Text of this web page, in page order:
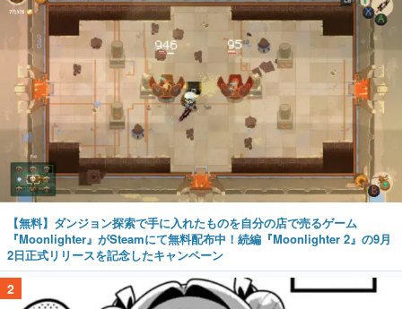
【無料】ダンジョン探索で手に入れたものを自分の店で売るゲーム
『Moonlighter』がSteamにて無料配布中！続編『Moonlighter 2』の9月
2日正式リリースを記念したキャンペーン
2